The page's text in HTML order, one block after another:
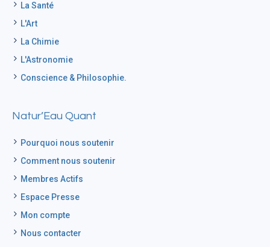
La Santé
L'Art
La Chimie
L'Astronomie
Conscience & Philosophie.
Natur’Eau Quant
Pourquoi nous soutenir
Comment nous soutenir
Membres Actifs
Espace Presse
Mon compte
Nous contacter